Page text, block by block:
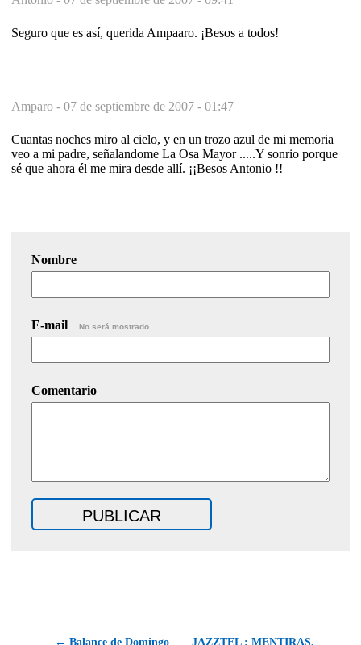
Seguro que es así, querida Ampaaro. ¡Besos a todos!
Amparo - 07 de septiembre de 2007 - 01:47
Cuantas noches miro al cielo, y en un trozo azul de mi memoria
veo a mi padre, señalandome La Osa Mayor .....Y sonrio porque
sé que ahora él me mira desde allí. ¡¡Besos Antonio !!
Nombre
E-mail No será mostrado.
Comentario
← Balance de Domingo JAZZTEL : MENTIRAS,